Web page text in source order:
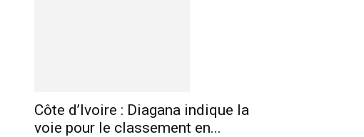
Côte d’Ivoire : Diagana indique la
voie pour le classement en...